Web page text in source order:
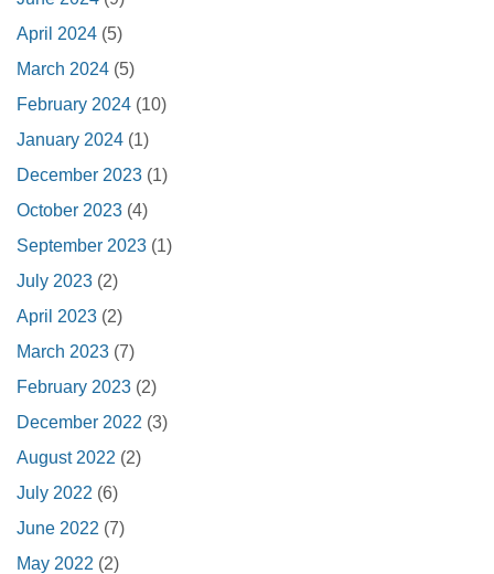
April 2024 (5)
March 2024 (5)
February 2024 (10)
January 2024 (1)
December 2023 (1)
October 2023 (4)
September 2023 (1)
July 2023 (2)
April 2023 (2)
March 2023 (7)
February 2023 (2)
December 2022 (3)
August 2022 (2)
July 2022 (6)
June 2022 (7)
May 2022 (2)